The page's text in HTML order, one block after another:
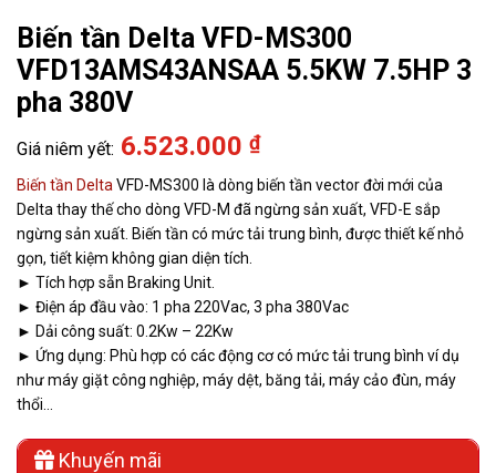
Biến tần Delta VFD-MS300
VFD13AMS43ANSAA 5.5KW 7.5HP 3
pha 380V
6.523.000 ₫
Biến tần Delta VFD-MS300 là dòng biến tần vector đời mới của
Delta thay thế cho dòng VFD-M đã ngừng sản xuất, VFD-E sắp
ngừng sản xuất. Biến tần có mức tải trung bình, được thiết kế nhỏ
gọn, tiết kiệm không gian diện tích.
► Tích hợp sẵn Braking Unit.
► Điện áp đầu vào: 1 pha 220Vac, 3 pha 380Vac
► Dải công suất: 0.2Kw – 22Kw
► Ứng dụng: Phù hợp có các động cơ có mức tải trung bình ví dụ
như máy giặt công nghiệp, máy dệt, băng tải, máy cảo đùn, máy
thổi…
Khuyến mãi